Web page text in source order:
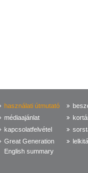
használati útmutató
médiaajánlat
kapcsolatfelvétel
Great Generation
English summary